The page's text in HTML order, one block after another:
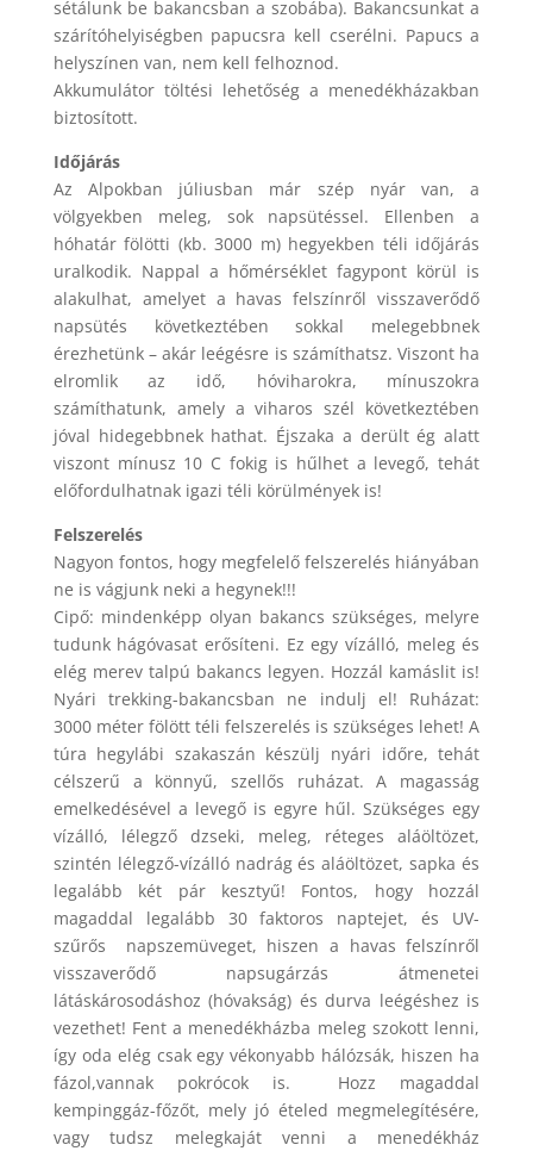
sétálunk be bakancsban a szobába). Bakancsunkat a
szárítóhelyiségben papucsra kell cserélni. Papucs a
helyszínen van, nem kell felhoznod.
Akkumulátor töltési lehetőség a menedékházakban
biztosított.
Időjárás
Az Alpokban júliusban már szép nyár van, a
völgyekben meleg, sok napsütéssel. Ellenben a
hóhatár fölötti (kb. 3000 m) hegyekben téli időjárás
uralkodik. Nappal a hőmérséklet fagypont körül is
alakulhat, amelyet a havas felszínről visszaverődő
napsütés következtében sokkal melegebbnek
érezhetünk – akár leégésre is számíthatsz. Viszont ha
elromlik az idő, hóviharokra, mínuszokra
számíthatunk, amely a viharos szél következtében
jóval hidegebbnek hathat. Éjszaka a derült ég alatt
viszont mínusz 10 C fokig is hűlhet a levegő, tehát
előfordulhatnak igazi téli körülmények is!
Felszerelés
Nagyon fontos, hogy megfelelő felszerelés hiányában
ne is vágjunk neki a hegynek!!!
Cipő: mindenképp olyan bakancs szükséges, melyre
tudunk hágóvasat erősíteni. Ez egy vízálló, meleg és
elég merev talpú bakancs legyen. Hozzál kamáslit is!
Nyári trekking-bakancsban ne indulj el! Ruházat:
3000 méter fölött téli felszerelés is szükséges lehet! A
túra hegylábi szakaszán készülj nyári időre, tehát
célszerű a könnyű, szellős ruházat. A magasság
emelkedésével a levegő is egyre hűl. Szükséges egy
vízálló, lélegző dzseki, meleg, réteges aláöltözet,
szintén lélegző-vízálló nadrág és aláöltözet, sapka és
legalább két pár kesztyű! Fontos, hogy hozzál
magaddal legalább 30 faktoros naptejet, és UV-
szűrős napszemüveget, hiszen a havas felszínről
visszaverődő napsugárzás átmenetei
látáskárosodáshoz (hóvakság) és durva leégéshez is
vezethet! Fent a menedékházba meleg szokott lenni,
így oda elég csak egy vékonyabb hálózsák, hiszen ha
fázol,vannak pokrócok is. Hozz magaddal
kempinggáz-főzőt, mely jó ételed megmelegítésére,
vagy tudsz melegkaját venni a menedékház